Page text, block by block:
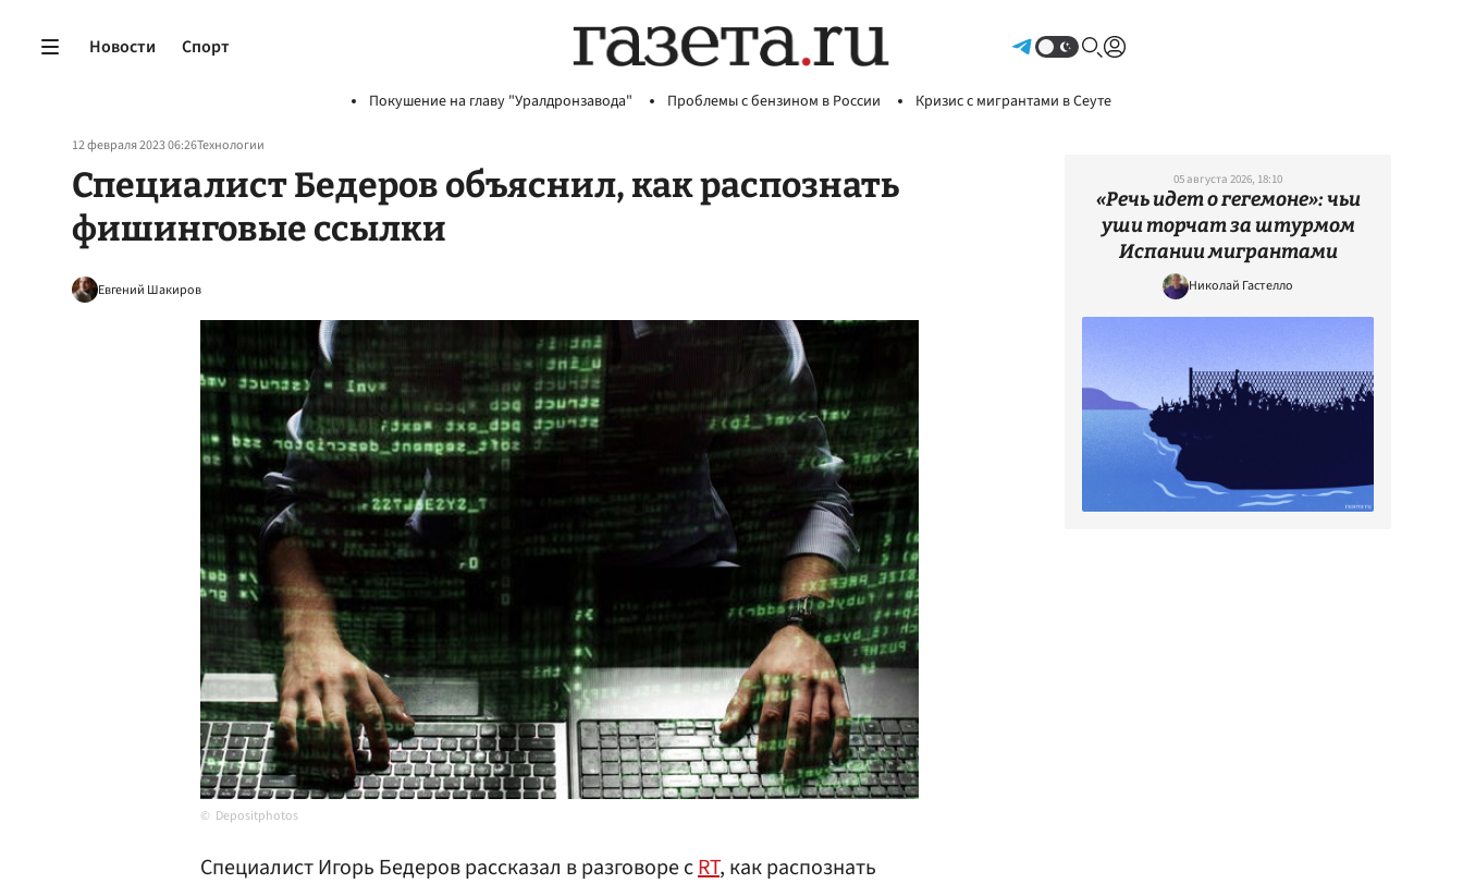
Новости Спорт
Покушение на главу "Уралдронзавода" Проблемы с бензином в России Кризис с мигрантами в Сеуте
12 февраля 2023 06:26Технологии
Специалист Бедеров объяснил, как распознать
фишинговые ссылки
Евгений Шакиров
Depositphotos
Специалист Игорь Бедеров рассказал в разговоре сRT, как распознать
05 августа 2026, 18:10
«Речь идет о гегемоне»: чьи
уши торчат за штурмом
Испании мигрантами
Николай Гастелло